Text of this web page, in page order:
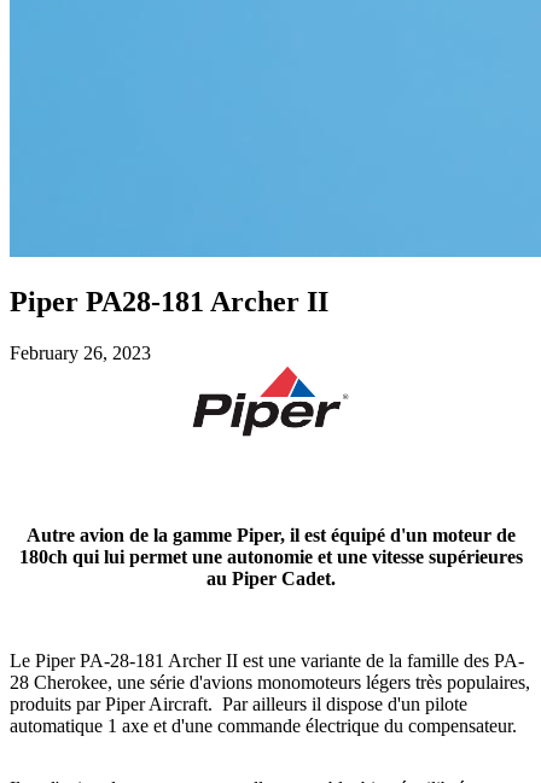
Piper PA28-181 Archer II
February 26, 2023
Autre avion de la gamme Piper, il est équipé d'un moteur de
180ch qui lui permet une autonomie et une vitesse supérieures
au Piper Cadet.
Le Piper PA-28-181 Archer II est une variante de la famille des PA-
28 Cherokee, une série d'avions monomoteurs légers très populaires,
produits par Piper Aircraft. Par ailleurs il dispose d'un pilote
automatique 1 axe et d'une commande électrique du compensateur.